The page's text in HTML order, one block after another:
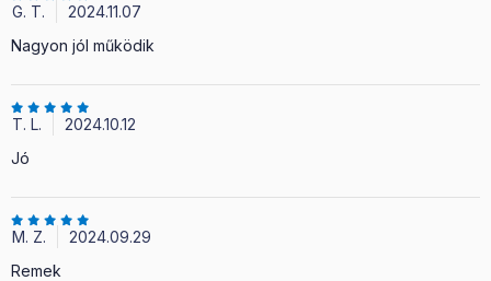
G. T.
2024.11.07
Nagyon jól működik
T. L.
2024.10.12
Jó
M. Z.
2024.09.29
Remek